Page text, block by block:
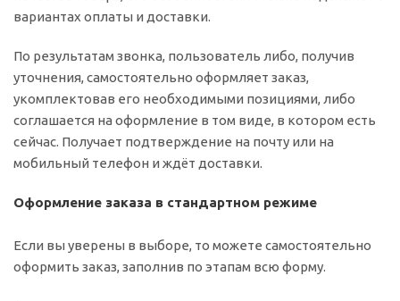
вариантах оплаты и доставки.
По результатам звонка, пользователь либо, получив
уточнения, самостоятельно оформляет заказ,
укомплектовав его необходимыми позициями, либо
соглашается на оформление в том виде, в котором есть
сейчас. Получает подтверждение на почту или на
мобильный телефон и ждёт доставки.
Оформление заказа в стандартном режиме
Если вы уверены в выборе, то можете самостоятельно
оформить заказ, заполнив по этапам всю форму.